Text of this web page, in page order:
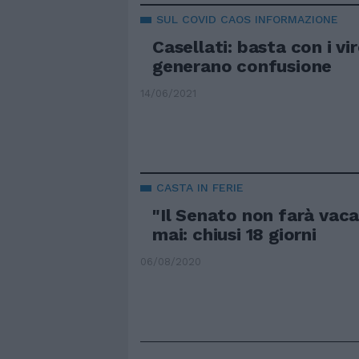
SUL COVID CAOS INFORMAZIONE
Casellati: basta con i
generano confusione
14/06/2021
CASTA IN FERIE
"Il Senato non farà
mai: chiusi 18 giorni
06/08/2020